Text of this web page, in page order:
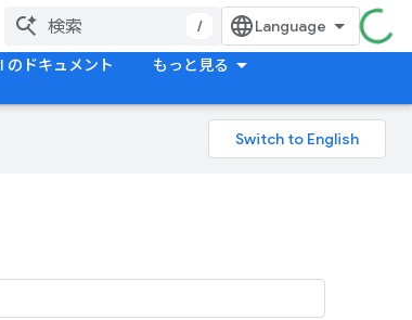
/
のドキュメント もっと見る